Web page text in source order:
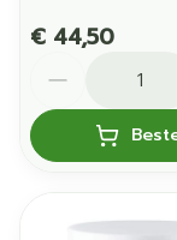
€ 44,50